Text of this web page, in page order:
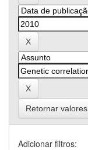
Retornar valores
Adicionar filtros: